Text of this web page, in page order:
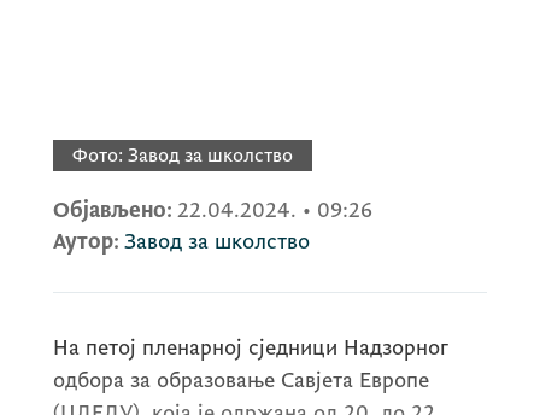
Фото: Завод за школство
Објављено: 22.04.2024. • 09:26
Аутор: Завод за школство
На петој пленарној сједници Надзорног
одбора за образовање Савјета Европе